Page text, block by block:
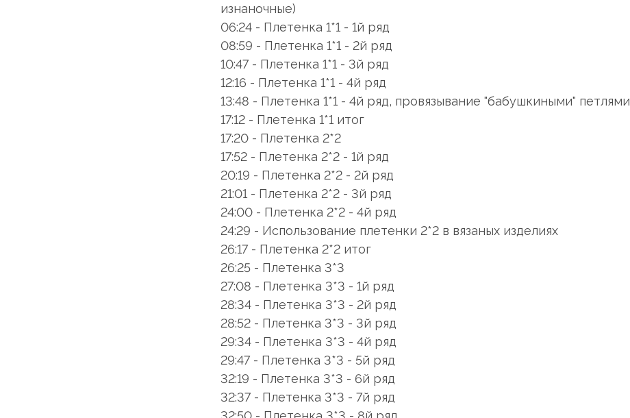
изнаночные)
06:24 - Плетенка 1*1 - 1й ряд
08:59 - Плетенка 1*1 - 2й ряд
10:47 - Плетенка 1*1 - 3й ряд
12:16 - Плетенка 1*1 - 4й ряд
13:48 - Плетенка 1*1 - 4й ряд, провязывание "бабушкиными" петлями
17:12 - Плетенка 1*1 итог
17:20 - Плетенка 2*2
17:52 - Плетенка 2*2 - 1й ряд
20:19 - Плетенка 2*2 - 2й ряд
21:01 - Плетенка 2*2 - 3й ряд
24:00 - Плетенка 2*2 - 4й ряд
24:29 - Использование плетенки 2*2 в вязаных изделиях
26:17 - Плетенка 2*2 итог
26:25 - Плетенка 3*3
27:08 - Плетенка 3*3 - 1й ряд
28:34 - Плетенка 3*3 - 2й ряд
28:52 - Плетенка 3*3 - 3й ряд
29:34 - Плетенка 3*3 - 4й ряд
29:47 - Плетенка 3*3 - 5й ряд
32:19 - Плетенка 3*3 - 6й ряд
32:37 - Плетенка 3*3 - 7й ряд